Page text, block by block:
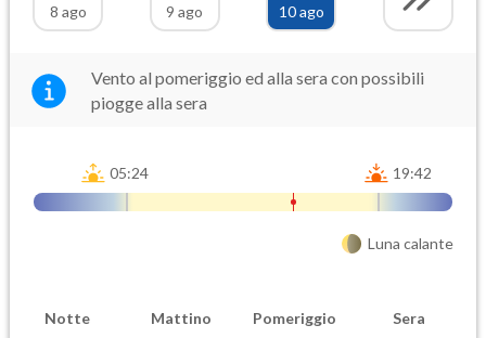
8 ago
9 ago
10 ago
Vento al pomeriggio ed alla sera con possibili
piogge alla sera
05:24 19:42
Luna calante
Notte Mattino Pomeriggio Sera